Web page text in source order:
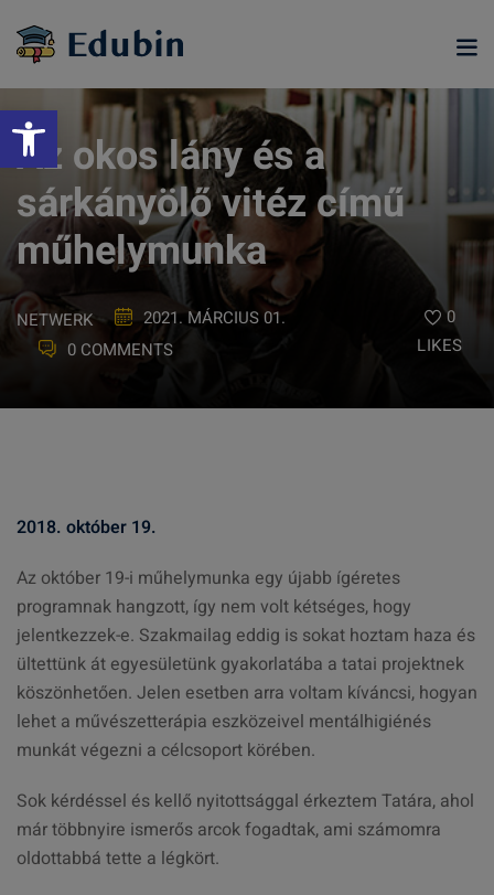
Eszköztár megnyitása
content
Az okos lány és a
sárkányölő vitéz című
műhelymunka
NETWERK
2021. MÁRCIUS 01.
0 COMMENTS
0
LIKES
2018. október 19.
Az október 19-i műhelymunka egy újabb ígéretes
programnak hangzott, így nem volt kétséges, hogy
jelentkezzek-e. Szakmailag eddig is sokat hoztam haza és
ültettünk át egyesületünk gyakorlatába a tatai projektnek
köszönhetően. Jelen esetben arra voltam kíváncsi, hogyan
lehet a művészetterápia eszközeivel mentálhigiénés
munkát végezni a célcsoport körében.
Sok kérdéssel és kellő nyitottsággal érkeztem Tatára, ahol
már többnyire ismerős arcok fogadtak, ami számomra
oldottabbá tette a légkört.